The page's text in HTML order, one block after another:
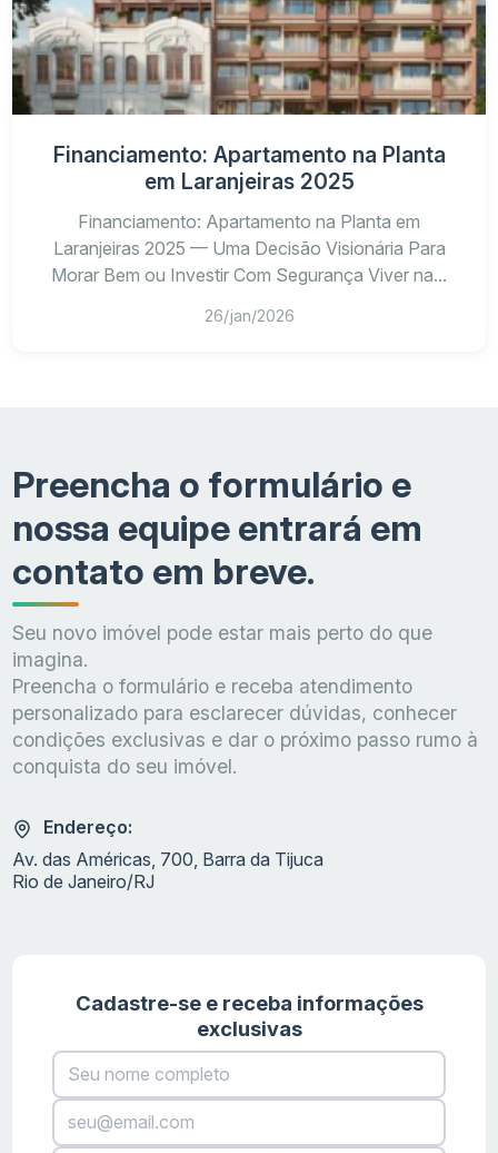
Financiamento: Apartamento na Planta
em Laranjeiras 2025
Financiamento: Apartamento na Planta em
Laranjeiras 2025 — Uma Decisão Visionária Para
Morar Bem ou Investir Com Segurança Viver na...
26/jan/2026
Preencha o formulário e
nossa equipe entrará em
contato em breve.
Seu novo imóvel pode estar mais perto do que
imagina.
Preencha o formulário e receba atendimento
personalizado para esclarecer dúvidas, conhecer
condições exclusivas e dar o próximo passo rumo à
conquista do seu imóvel.
Endereço:
Av. das Américas, 700, Barra da Tijuca
Rio de Janeiro/RJ
Cadastre-se e receba informações
exclusivas